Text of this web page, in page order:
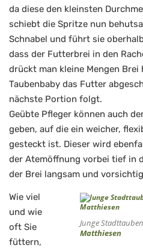
da diese den kleinsten
schiebt die Spritze nun
Schnabel und führt sie
dass der Futterbrei in den
drückt man kleine Mengen
Taubenbaby das Futter
nächste Portion folgt.
Geübte Pfleger können auch
geben, auf die ein weicher,
gesteckt ist. Dieser wird
der Atemöffnung vorbei tief in
der Brei langsam und
Junge
Matthiesen
Wie viel
und wie
oft Sie
füttern,